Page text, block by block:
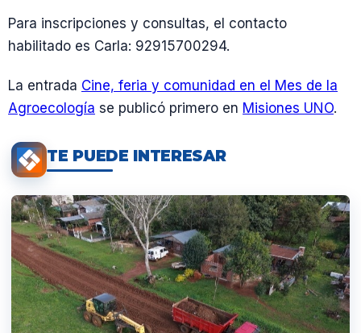
Para inscripciones y consultas, el contacto
habilitado es Carla: 92915700294.
La entrada Cine, feria y comunidad en el Mes de la
Agroecología se publicó primero en Misiones UNO.
TE PUEDE INTERESAR